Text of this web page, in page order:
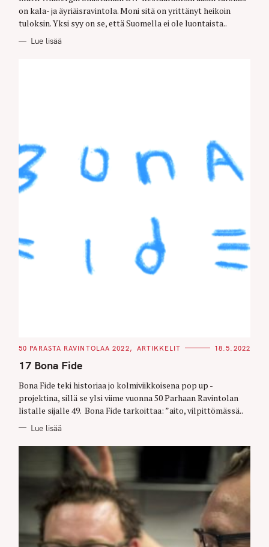
R
I
S
on kala- ja äyriäisravintola. Moni sitä on yrittänyt heikoin
tuloksin. Yksi syy on se, että Suomella ei ole luontaista..
Lue lisää
C
T
E
O
R
I
E
S
50 PARASTA RAVINTOLAA 2022 ARTIKKELIT 18.5.2022
17 Bona Fide
Bona Fide teki historiaa jo kolmiviikkoisena pop up -
projektina, sillä se ylsi viime vuonna 50 Parhaan Ravintolan
listalle sijalle 49. Bona Fide tarkoittaa: ”aito, vilpittömässä..
Lue lisää